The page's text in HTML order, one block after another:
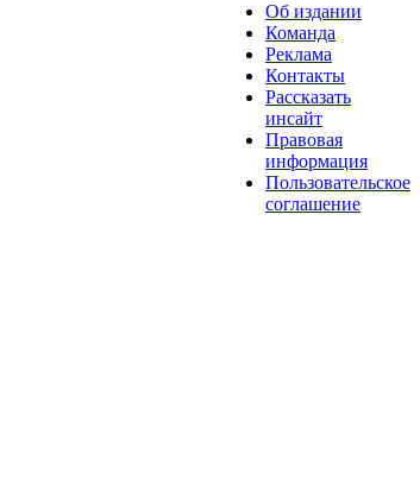
Об издании
Команда
Реклама
Контакты
Рассказать
инсайт
Правовая
информация
Пользовательское
соглашение